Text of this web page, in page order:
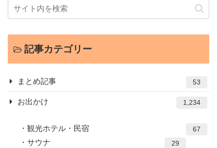
記事カテゴリー
まとめ記事 53
お出かけ 1,234
観光ホテル・民宿 67
サウナ 29